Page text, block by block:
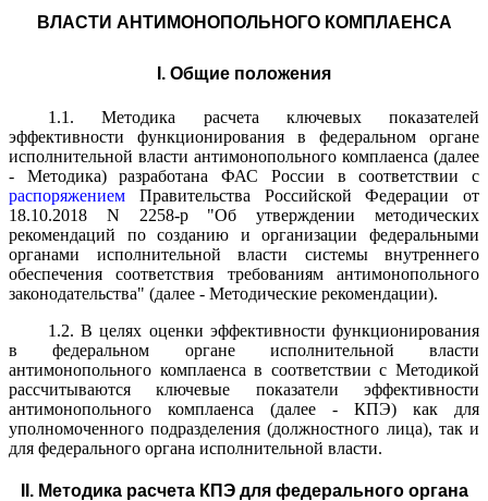
ВЛАСТИ АНТИМОНОПОЛЬНОГО КОМПЛАЕНСА
I. Общие положения
1.1. Методика расчета ключевых показателей
эффективности функционирования в федеральном органе
исполнительной власти антимонопольного комплаенса (далее
- Методика) разработана ФАС России в соответствии с
распоряжением Правительства Российской Федерации от
18.10.2018 N 2258-р "Об утверждении методических
рекомендаций по созданию и организации федеральными
органами исполнительной власти системы внутреннего
обеспечения соответствия требованиям антимонопольного
законодательства" (далее - Методические рекомендации).
1.2. В целях оценки эффективности функционирования
в федеральном органе исполнительной власти
антимонопольного комплаенса в соответствии с Методикой
рассчитываются ключевые показатели эффективности
антимонопольного комплаенса (далее - КПЭ) как для
уполномоченного подразделения (должностного лица), так и
для федерального органа исполнительной власти.
II. Методика расчета КПЭ для федерального органа